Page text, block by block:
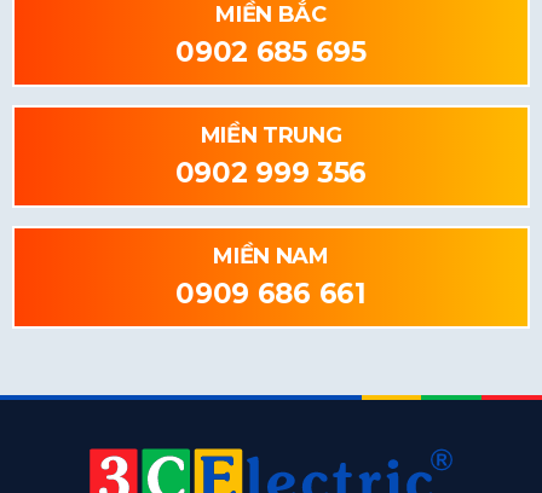
MIỀN BẮC
0902 685 695
MIỀN TRUNG
0902 999 356
MIỀN NAM
0909 686 661